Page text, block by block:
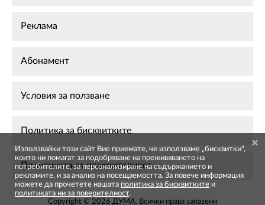
Реклама
Абонамент
Условия за ползване
Политика за бисквитките
Политиката за поверителност
Copyright © 2026 ДУМА. Всички права запазени
Използвайки този сайт Вие приемате, че използваме „бисквитки",
които ни помагат за подобряване на преживяването на
потребителите, за персонализиране на съдържанието и
рекламите, и за анализ на посещаемостта. За повече информация
можете да прочетете нашата политика за бисквитките и
политиката ни за поверителност.